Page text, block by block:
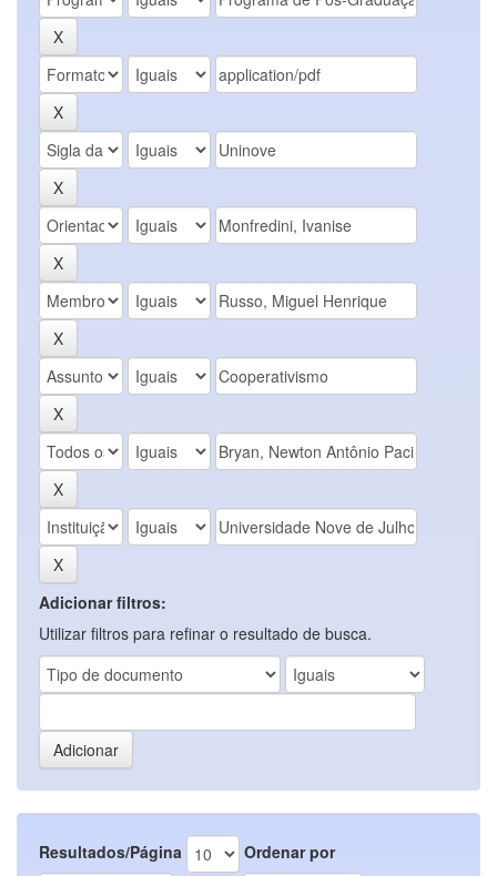
Adicionar filtros:
Utilizar filtros para refinar o resultado de busca.
Resultados/Página Ordenar por